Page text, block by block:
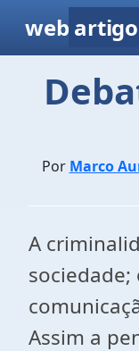
web
Por Marco
A
sociedade;
Assim a